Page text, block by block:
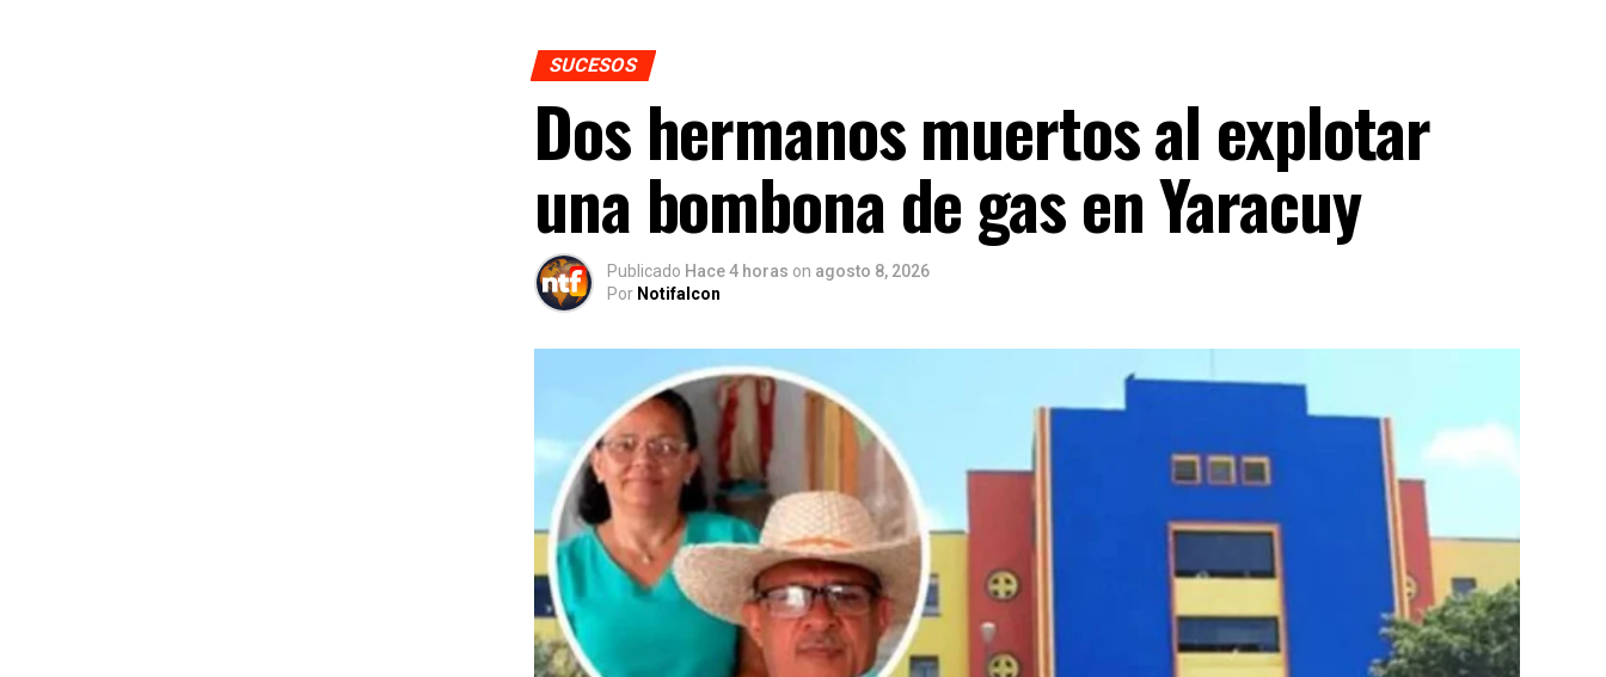
SUCESOS
Dos hermanos muertos al explotar
una bombona de gas en Yaracuy
Publicado Hace 4 horas on agosto 8, 2026
Por Notifalcon